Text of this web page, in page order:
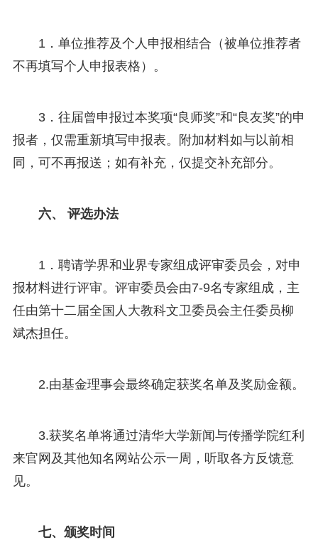
1．单位推荐及个人申报相结合（被单位推荐者
不再填写个人申报表格）。
3．往届曾申报过本奖项“良师奖”和“良友奖”的申
报者，仅需重新填写申报表。附加材料如与以前相
同，可不再报送；如有补充，仅提交补充部分。
六、 评选办法
1．聘请学界和业界专家组成评审委员会，对申
报材料进行评审。评审委员会由7-9名专家组成，主
任由第十二届全国人大教科文卫委员会主任委员柳
斌杰担任。
2.由基金理事会最终确定获奖名单及奖励金额。
3.获奖名单将通过清华大学新闻与传播学院红利
来官网及其他知名网站公示一周，听取各方反馈意
见。
七、颁奖时间